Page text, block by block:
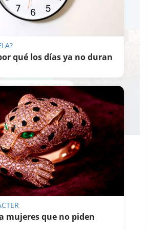
nosotros mismos. No
Estamos hechos un lío.
galimatías. Necesitamos
cierto orden en nuestras
objetivos, en nuestras
motivos. Para ello es
qué los días ya no duran
mujeres que no piden